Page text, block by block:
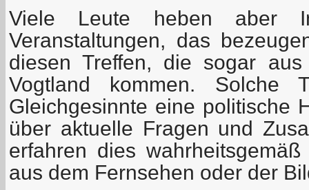
Viele Leute heben aber
Veranstaltungen, das
diesen Treffen, die sogar
Vogtland kommen. Solche
Gleichgesinnte eine politische
über aktuelle Fragen und
erfahren dies
aus dem Fernsehen oder der